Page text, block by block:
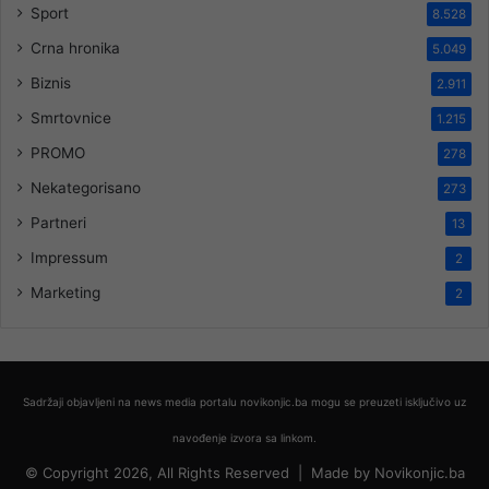
Sport 8.528
Crna hronika 5.049
Biznis 2.911
Smrtovnice 1.215
PROMO 278
Nekategorisano 273
Partneri 13
Impressum 2
Marketing 2
Sadržaji objavljeni na news media portalu novikonjic.ba mogu se preuzeti isključivo uz
navođenje izvora sa linkom.
© Copyright 2026, All Rights Reserved | Made by Novikonjic.ba